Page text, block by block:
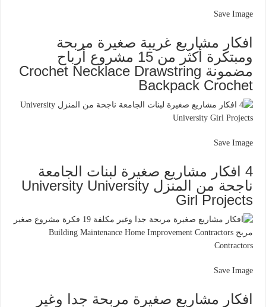
Save Image
افكار مشاريع غريبة صغيرة مربحة
ومبتكرة أكثر من 15 مشروع أرباح
مضمونة Crochet Necklace Drawstring
Backpack Crochet
Save Image
4 افكار مشاريع صغيرة لبنات الجامعة
ناجحة من المنزل University University
Girl Projects
Save Image
افكار مشاريع صغيرة مربحة جدا وغير